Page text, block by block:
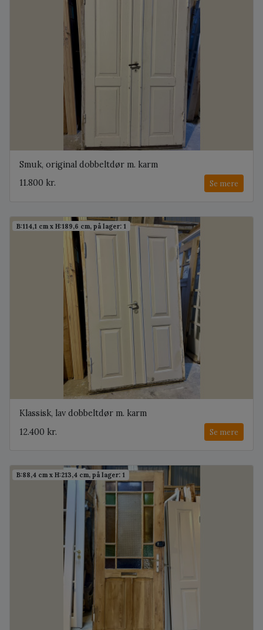
Smuk, original dobbeltdør m. karm
11.800 kr.
Se mere
B:114,1 cm x H:189,6 cm, på lager: 1
Klassisk, lav dobbeltdør m. karm
12.400 kr.
Se mere
B:88,4 cm x H:213,4 cm, på lager: 1